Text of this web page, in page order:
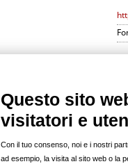
PROFILI
modelli
fotografi pro
Questo sito
visitatori e
Con il tuo consenso, noi e i nostri
ad esempio, la visita al sito web o la